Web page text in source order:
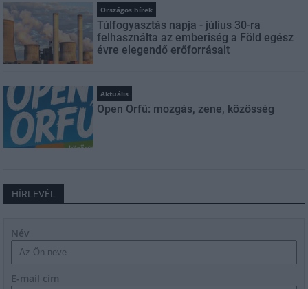
Országos hírek
Túlfogyasztás napja - július 30-ra
felhasználta az emberiség a Föld egész
évre elegendő erőforrásait
Aktuális
Open Orfű: mozgás, zene, közösség
HÍRLEVÉL
Név
E-mail cím